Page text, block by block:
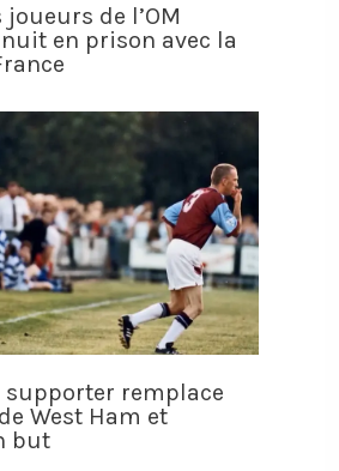
joueurs de l’OM
en prison avec la
supporter remplace
West Ham et
but